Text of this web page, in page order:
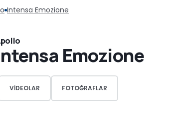
Intensa Emozione
Emozione
VIDEOLAR FOTOĞRAFLAR